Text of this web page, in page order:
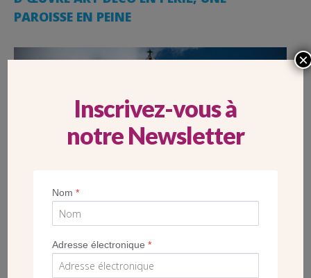
PAROISSE EN PEINE
Inscrivez-vous à
notre Newsletter
Nom*
Adresse électronique*
×